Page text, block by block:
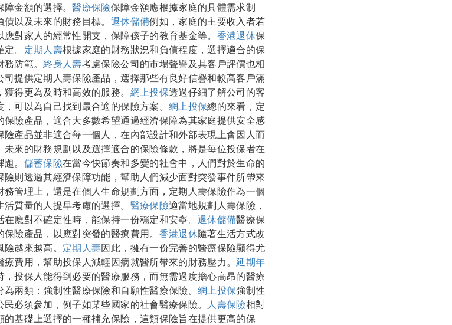
障金額的選擇。醫療保險保障金額應根據家庭的具體需求制
以及未來的財務目標。 退休儲備例如，家庭的主要收入者若
對家人的經常性開支，保障孩子的教育基金等。 香港退休保
。 定期人壽根據家庭的財務狀況和負債程度，選擇適合的保
務防範。終身人壽考慮保險公司的市場聲譽及其客戶評價也相
司提供定期人壽保險產品，選擇那些有良好信譽和較高客戶滿
得更為及時和高效的服務。 網上投保透過仔細了解公司的客
可以為自己找到最合適的保險方案。 網上投保總的來看，定
險產品，適合大多數希望通過經濟保障為其家庭提供安全感
險產品並非適合每一個人，在內部設計和外部表現上會因人而
未來的財務規劃以及選擇適合的保險條款，將是每位投保者在
。 儲蓄保險在當今快節奏和多變的社會中，人們對於生命的
則透過其經濟保障功能，幫助人們減少面對突發事件所帶來
務管理上，還是在個人生命規劃方面，定期人壽保險作為一個
質量的人提早考慮的選擇。 醫療保險適當地規劃人壽保險，
應對不確定性時，能保持一份穩定和安寧。 退休儲備醫療保
險產品，以應對突發的醫療費用。 香港退休隨著生活方式改
越來越高。 定期人壽因此，擁有一份完善的醫療保險顯得尤
療費用，幫助投保人減輕因病就醫所帶來的財務壓力。延期年
投保人能得到必要的醫療服務，而無需過度擔心高昂的醫療
兩類：強制性醫療保險和自願性醫療保險。 網上投保強制性
必須參加，例子如某些國家的社會醫療保險。
人壽保險相對
基礎上選擇的一種補充保險，這類保險旨在提供更高的保